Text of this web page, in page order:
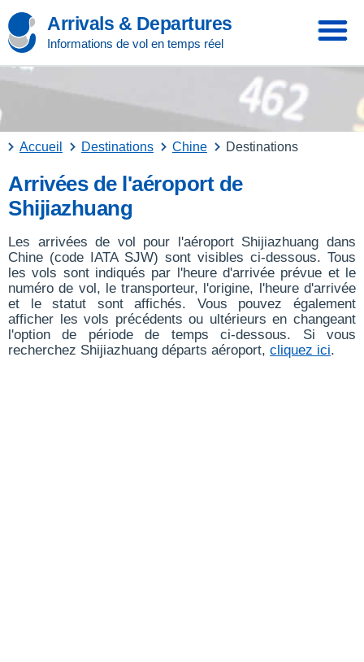
Arrivals & Departures
Informations de vol en temps réel
Accueil Destinations Chine Destinations
Arrivées de l'aéroport de
Shijiazhuang
Les arrivées de vol pour l'aéroport Shijiazhuang dans
Chine (code IATA SJW) sont visibles ci-dessous. Tous
les vols sont indiqués par l'heure d'arrivée prévue et le
numéro de vol, le transporteur, l'origine, l'heure d'arrivée
et le statut sont affichés. Vous pouvez également
afficher les vols précédents ou ultérieurs en changeant
l'option de période de temps ci-dessous. Si vous
recherchez Shijiazhuang départs aéroport, cliquez ici.